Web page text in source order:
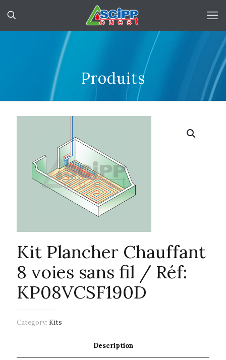
Produits
Kit Plancher Chauffant
8 voies sans fil / Réf:
KP08VCSF190D
Category: Kits
Description